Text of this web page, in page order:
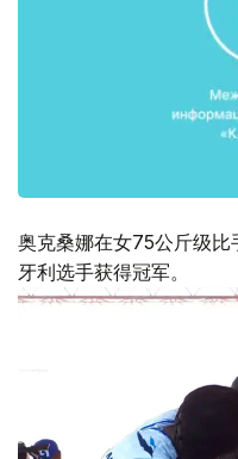
奥克桑娜在女75公斤级
牙利选手获得冠军。